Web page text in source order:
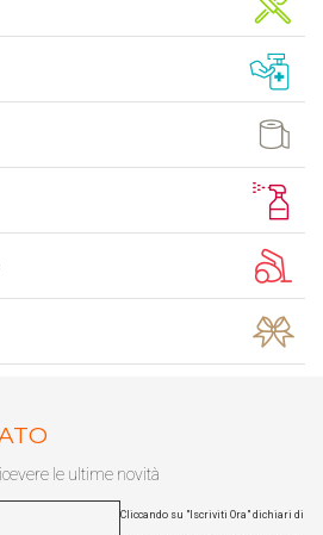
le ultime novità
Cliccando su "Iscriviti Ora" dichiari di